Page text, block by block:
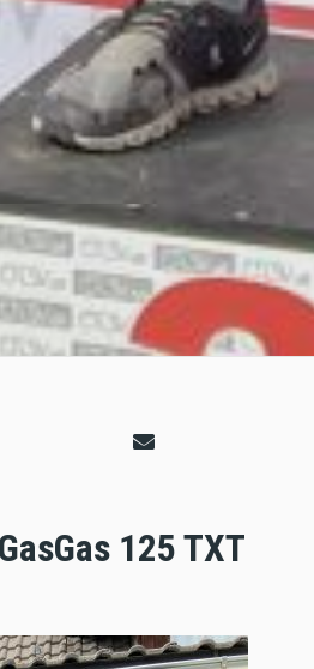
125 TXT